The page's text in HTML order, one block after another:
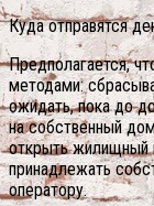
Куда отправятся
Предполагается,
методами:
ожидать, пока до
на собственный
открыть жилищный
принадлежать
оператору.